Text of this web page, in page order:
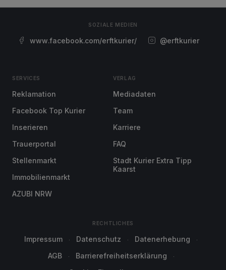
SOZIALE MEDIEN
www.facebook.com/erftkurier/ @erftkurier
SERVICES
Reklamation
Facebook Top Kurier
Inserieren
Trauerportal
Stellenmarkt
Immobilienmarkt
AZUBI NRW
VERLAG
Mediadaten
Team
Karriere
FAQ
Stadt Kurier Extra Tipp
Kaarst
RECHTLICHES
Impressum Datenschutz
Datenerhebung
AGB
Barrierefreiheitserklärung